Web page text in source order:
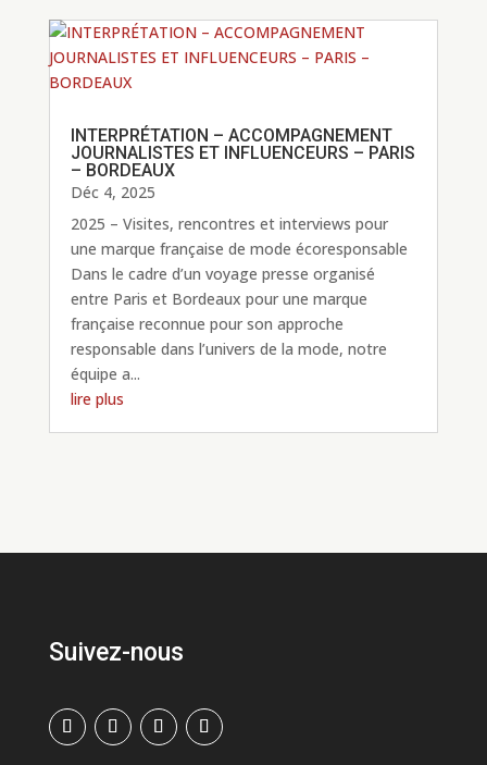
INTERPRÉTATION – ACCOMPAGNEMENT
JOURNALISTES ET INFLUENCEURS – PARIS
– BORDEAUX
Déc 4, 2025
2025 – Visites, rencontres et interviews pour
une marque française de mode écoresponsable
Dans le cadre d’un voyage presse organisé
entre Paris et Bordeaux pour une marque
française reconnue pour son approche
responsable dans l’univers de la mode, notre
équipe a...
lire plus
Suivez-nous